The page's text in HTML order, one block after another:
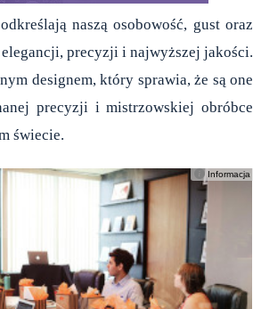
naszą osobowość, gust oraz
precyzji i najwyższej jakości.
designem, który sprawia, że są one
precyzji i mistrzowskiej obróbce
świecie.